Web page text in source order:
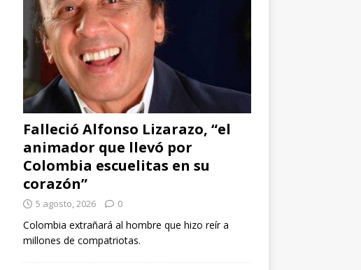
Falleció Alfonso Lizarazo, “el
animador que llevó por
Colombia escuelitas en su
corazón”
5 agosto, 2026 0
Colombia extrañará al hombre que hizo reír a
millones de compatriotas.